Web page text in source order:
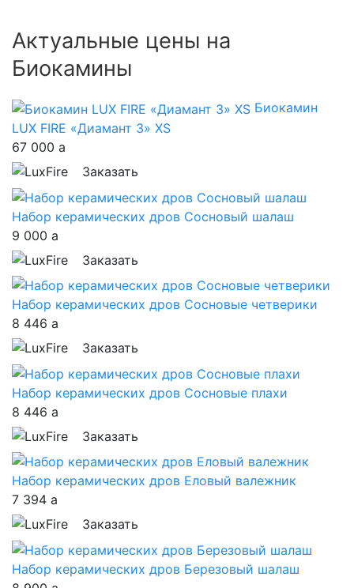
Актуальные цены на
Биокамины
Биокамин
LUX FIRE «Диамант 3» XS
67 000 a
Заказать
Набор керамических дров Сосновый шалаш
9 000 a
Заказать
Набор керамических дров Сосновые четверики
8 446 a
Заказать
Набор керамических дров Сосновые плахи
8 446 a
Заказать
Набор керамических дров Еловый валежник
7 394 a
Заказать
Набор керамических дров Березовый шалаш